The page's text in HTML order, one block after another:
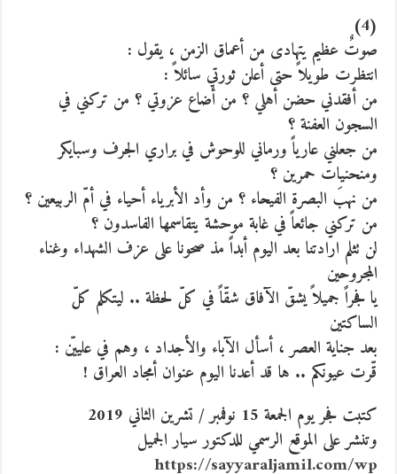
(4)
صوتٌ عظيم يتهادى من أعماق الزمن ، يقول :
انتظرت طويلاً حتى أعلن ثورتي سائلاً :
من أفقدني حضن أهلي ؟ من أضاع عزوتي ؟ من تركني في
السجون العفنة ؟
من جعلني عارياً ورماني للوحوش في براري الجرف وسبايكر
ومنحنيات حمرين ؟
من نهبَ البصرة الفيحاء ؟ من وأد الأبرياء أحياء في أمّ الربيعين ؟
من تركني جائعاً في غابة موحشة يتقاسمها الفاسدون ؟
لن تثلم ارادتنا بعد اليوم أبداً مذ صحونا على عزف الشهداء وغناء
المجروحين
يا فجراً جميلاً يشقّ الآفاق شقّاً في كلّ لحظة .. ليتكلم كلّ
الساكتين
بعد جناية العصر ، أسأل الآباء والأجداد ، وهم في علييّن :
قّرت عيونكم .. ها قد أعدنا اليوم عنوان أمجاد العراق !
كتبت فجر يوم الجمعة 15 نوفمبر / تشرين الثاني 2019
وتنشر على الموقع الرسمي للدكتور سيار الجميل
https://sayyaraljamil.com/wp